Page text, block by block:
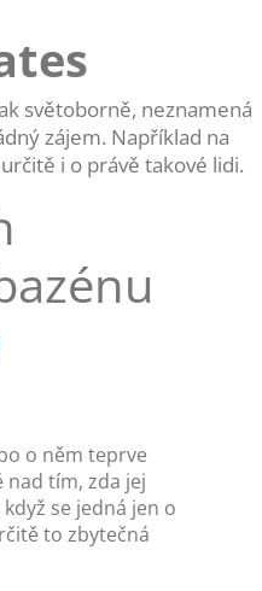
světoborně, neznamená
zájem. Například na
i o právě takové lidi.
o něm teprve
nad tím, zda jej
se jedná jen o
to zbytečná